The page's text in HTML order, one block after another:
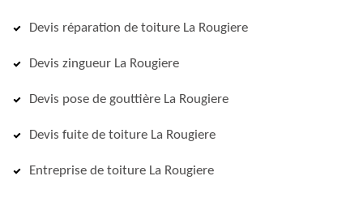
Devis réparation de toiture La Rougiere
Devis zingueur La Rougiere
Devis pose de gouttière La Rougiere
Devis fuite de toiture La Rougiere
Entreprise de toiture La Rougiere